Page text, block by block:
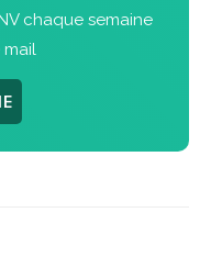
chaque semaine